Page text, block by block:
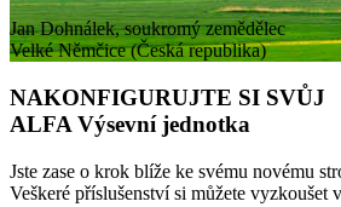
Jan Dohnálek, soukromý zemědělec
Velké Němčice (Česká republika)
NAKONFIGURUJTE SI SVŮJ
ALFA Výsevní jednotka
Jste zase o krok blíže ke svému novému
Veškeré příslušenství si můžete vyzkoušet